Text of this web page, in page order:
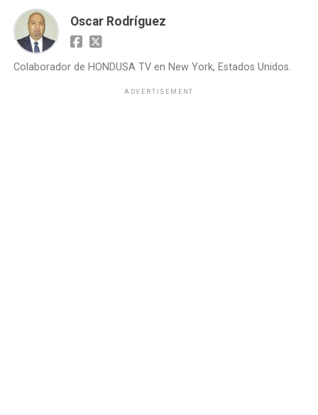
Oscar Rodríguez
Colaborador de HONDUSA TV en New York, Estados Unidos.
ADVERTISEMENT